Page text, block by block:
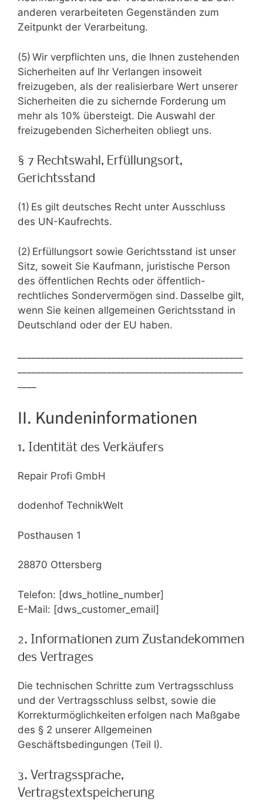
anderen verarbeiteten Gegenständen zum
Zeitpunkt der Verarbeitung.
(5) Wir verpflichten uns, die Ihnen zustehenden
Sicherheiten auf Ihr Verlangen insoweit
freizugeben, als der realisierbare Wert unserer
Sicherheiten die zu sichernde Forderung um
mehr als 10% übersteigt. Die Auswahl der
freizugebenden Sicherheiten obliegt uns.
§ 7 Rechtswahl, Erfüllungsort,
Gerichtsstand
(1) Es gilt deutsches Recht unter Ausschluss
des UN-Kaufrechts.
(2) Erfüllungsort sowie Gerichtsstand ist unser
Sitz, soweit Sie Kaufmann, juristische Person
des öffentlichen Rechts oder öffentlich-
rechtliches Sondervermögen sind. Dasselbe gilt,
wenn Sie keinen allgemeinen Gerichtsstand in
Deutschland oder der EU haben.
II. Kundeninformationen
1. Identität des Verkäufers
Repair Profi GmbH
dodenhof TechnikWelt
Posthausen 1
28870 Ottersberg
Telefon: [dws_hotline_number]
E-Mail: [dws_customer_email]
2. Informationen zum Zustandekommen
des Vertrages
Die technischen Schritte zum Vertragsschluss
und der Vertragsschluss selbst, sowie die
Korrekturmöglichkeiten erfolgen nach Maßgabe
des § 2 unserer Allgemeinen
Geschäftsbedingungen (Teil I).
3. Vertragssprache,
Vertragstextspeicherung